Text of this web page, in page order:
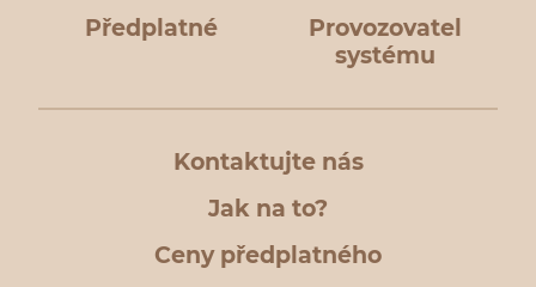
Předplatné
Provozovatel
systému
Kontaktujte nás
Jak na to?
Ceny předplatného